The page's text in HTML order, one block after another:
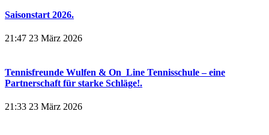
Saisonstart 2026.
21:47 23 März 2026
Tennisfreunde Wulfen & On_Line Tennisschule – eine
Partnerschaft für starke Schläge!.
21:33 23 März 2026